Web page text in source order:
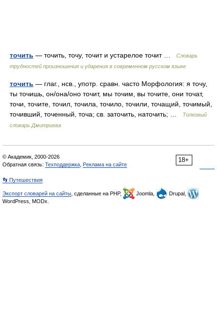
точить — точить, точу, точит и устарелое точит …
Словарь
трудностей произношения и ударения в современном русском языке
точить — глаг., нсв., употр. сравн. часто Морфология: я точу,
ты точишь, он/она/оно точит, мы точим, вы точите, они точат,
точи, точите, точил, точила, точило, точили, точащий, точимый,
точивший, точенный, точа; св. заточить, наточить; …
Толковый
словарь Дмитриева
18+
© Академик, 2000-2026
Обратная связь: Техподдержка Реклама на сайте
👣 Путешествия
Экспорт словарей на сайты , сделанные на PHP, Joomla,
Drupal,
WordPress, MODx.